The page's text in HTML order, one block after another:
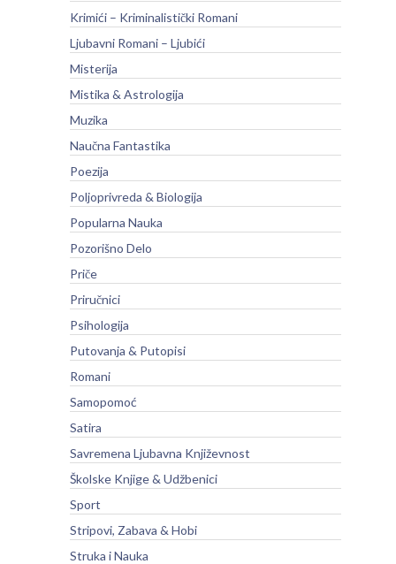
Krimići – Kriminalistički Romani
Ljubavni Romani – Ljubići
Misterija
Mistika & Astrologija
Muzika
Naučna Fantastika
Poezija
Poljoprivreda & Biologija
Popularna Nauka
Pozorišno Delo
Priče
Priručnici
Psihologija
Putovanja & Putopisi
Romani
Samopomoć
Satira
Savremena Ljubavna Književnost
Školske Knjige & Udžbenici
Sport
Stripovi, Zabava & Hobi
Struka i Nauka